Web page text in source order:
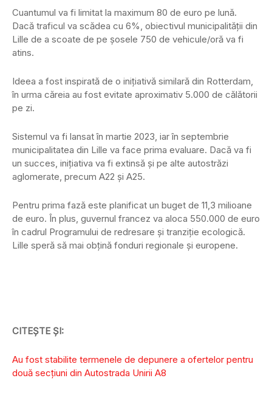
Cuantumul va fi limitat la maximum 80 de euro pe lună.
Dacă traficul va scădea cu 6%, obiectivul municipalității din
Lille de a scoate de pe șosele 750 de vehicule/oră va fi
atins.
Ideea a fost inspirată de o inițiativă similară din Rotterdam,
în urma căreia au fost evitate aproximativ 5.000 de călătorii
pe zi.
Sistemul va fi lansat în martie 2023, iar în septembrie
municipalitatea din Lille va face prima evaluare. Dacă va fi
un succes, inițiativa va fi extinsă și pe alte autostrăzi
aglomerate, precum A22 și A25.
Pentru prima fază este planificat un buget de 11,3 milioane
de euro. În plus, guvernul francez va aloca 550.000 de euro
în cadrul Programului de redresare și tranziție ecologică.
Lille speră să mai obțină fonduri regionale și europene.
CITEȘTE ȘI:
Au fost stabilite termenele de depunere a ofertelor pentru
două secțiuni din Autostrada Unirii A8